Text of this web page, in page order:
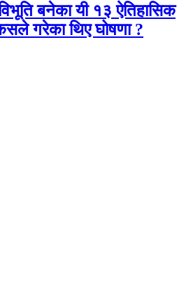
बनेका यी १३ ऐतिहासिक
गरेका थिए घोषणा ?